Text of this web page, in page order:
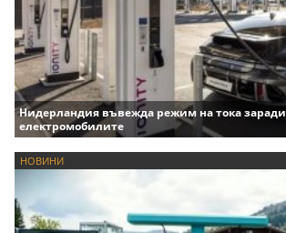
Нидерландия въвежда режим на тока заради
електромобилите
НОВИНИ